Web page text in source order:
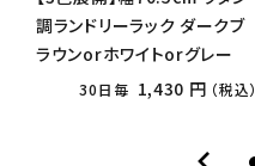
調ランドリーラック ダークブ
ラウンorホワイトorグレー
30日毎 1,430 円 （税込）